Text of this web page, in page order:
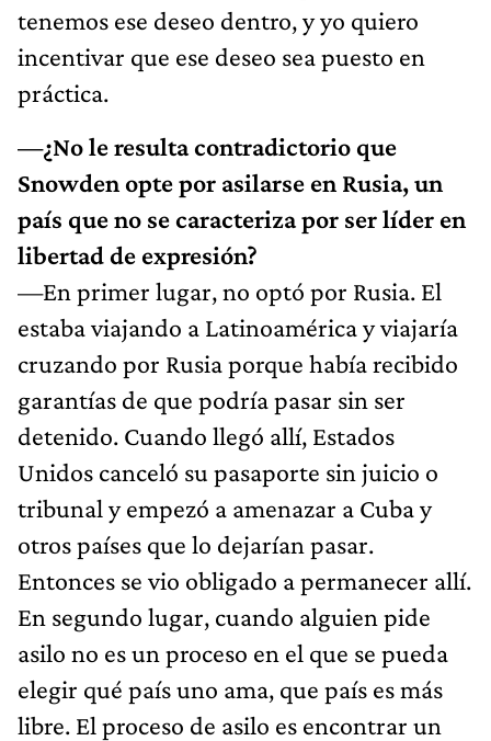
tenemos ese deseo dentro, y yo quiero
incentivar que ese deseo sea puesto en
práctica.
—¿No le resulta contradictorio que
Snowden opte por asilarse en Rusia, un
país que no se caracteriza por ser líder en
libertad de expresión?
—En primer lugar, no optó por Rusia. El
estaba viajando a Latinoamérica y viajaría
cruzando por Rusia porque había recibido
garantías de que podría pasar sin ser
detenido. Cuando llegó allí, Estados
Unidos canceló su pasaporte sin juicio o
tribunal y empezó a amenazar a Cuba y
otros países que lo dejarían pasar.
Entonces se vio obligado a permanecer allí.
En segundo lugar, cuando alguien pide
asilo no es un proceso en el que se pueda
elegir qué país uno ama, que país es más
libre. El proceso de asilo es encontrar un